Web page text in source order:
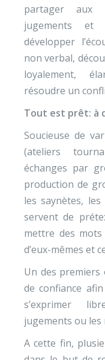
partager aux
jugements et
développer
non verbal,
loyalement,
résoudre un
Tout est prêt: à
Soucieuse de
(ateliers
échanges par
production de
les saynètes,
servent de
mettre des
d’eux-mêmes et
Un des
de confiance
s’exprimer
jugements ou les
A cette fin,